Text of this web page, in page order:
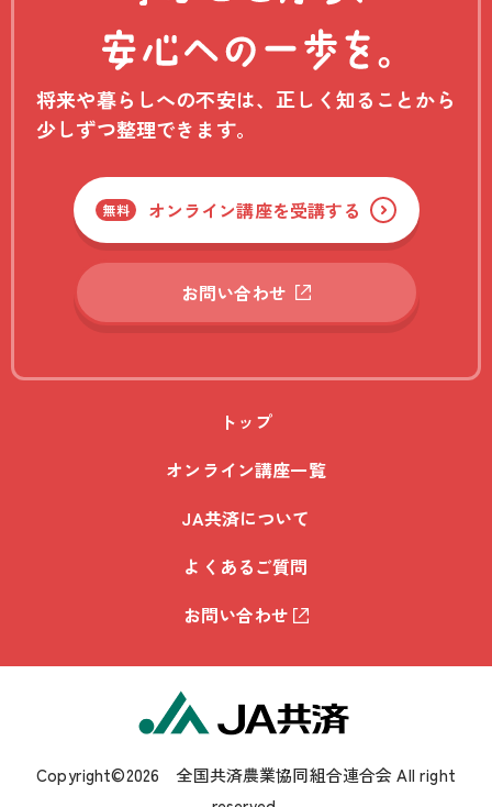
将来や暮らしへの不安は、正しく知ることから
少しずつ整理できます。
無料 オンライン講座を受講する
お問い合わせ
トップ
オンライン講座一覧
JA共済について
よくあるご質問
お問い合わせ
Copyright©2026 全国共済農業協同組合連合会 All right